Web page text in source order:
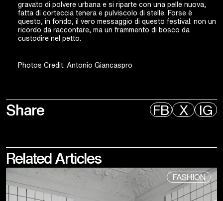
gravato di polvere urbana e si riparte con una pelle nuova,
fatta di corteccia tenera e pulviscolo di stelle. Forse è
questo, in fondo, il vero messaggio di questo festival: non un
ricordo da raccontare, ma un frammento di bosco da
custodire nel petto.
Photos Credit: Antonio Giancaspro
Share FB X IG
Related Articles
FASHION